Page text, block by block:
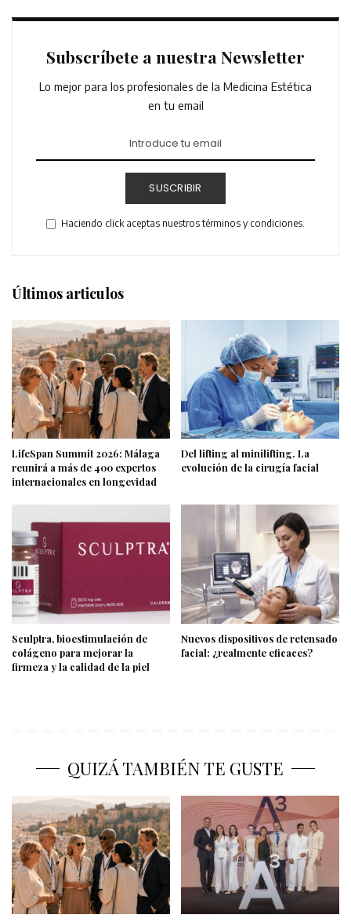
Subscríbete a nuestra Newsletter
Lo mejor para los profesionales de la Medicina Estética
en tu email
SUSCRIBIR
Haciendo click aceptas nuestros términos y condiciones.
Últimos articulos
LifeSpan Summit 2026: Málaga
reunirá a más de 400 expertos
internacionales en longevidad
Del lifting al minilifting. La
evolución de la cirugía facial
Sculptra, bioestimulación de
colágeno para mejorar la
firmeza y la calidad de la piel
Nuevos dispositivos de retensado
facial: ¿realmente eficaces?
QUIZÁ TAMBIÉN TE GUSTE